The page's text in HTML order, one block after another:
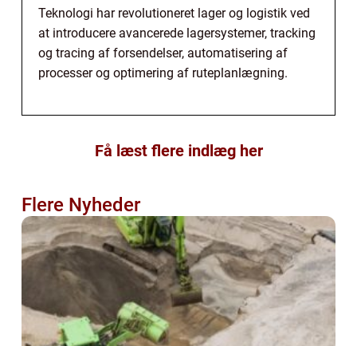
Teknologi har revolutioneret lager og logistik ved
at introducere avancerede lagersystemer, tracking
og tracing af forsendelser, automatisering af
processer og optimering af ruteplanlægning.
Få læst flere indlæg her
Flere Nyheder